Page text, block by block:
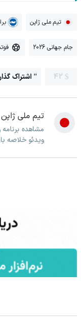
تیم ملی ژاپن
جام جهانی 2026
42 اشتراک
تیم ملی ژاپن
مشاهده
ویدئو خلاصه